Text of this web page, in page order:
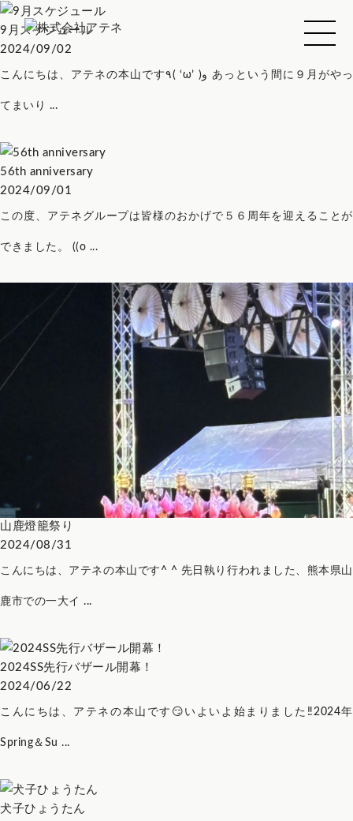
9月スケジュール
2024/09/02
こんにちは、アテネの本山です٩( ‘ω’ )و あっという間に９月がやっ
てまいり ...
56th anniversary
2024/09/01
この度、アテネグループは皆様のおかげで５６周年を迎えることが
できました。 ((o ...
山鹿燈籠祭り
2024/08/31
こんにちは、アテネの本山です^ ^ 先日執り行われました、熊本県山
鹿市での一大イ ...
2024SS先行バザール開幕！
2024/06/22
こんにちは、アテネの本山です😏いよいよ始まりました‼2024年
Spring＆Su ...
犬子ひょうたん